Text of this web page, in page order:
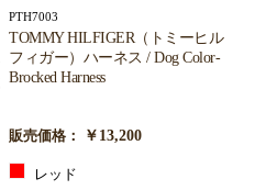
PTH7003
TOMMY HILFIGER（トミーヒル
フィガー）ハーネス / Dog Color-
Brocked Harness
販売価格： ￥13,200
レッド